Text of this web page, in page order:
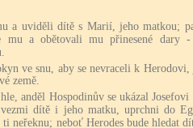
a uviděli dítě s Marií, jeho matkou;
mu a obětovali mu přinesené dary
ve snu, aby se nevraceli k
země.
anděl Hospodinův se ukázal Josefovi
dítě i jeho matku, uprchni do
neřeknu; neboť Herodes bude hledat